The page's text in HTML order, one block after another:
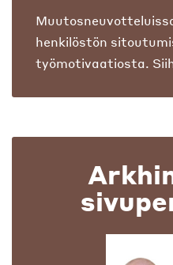
henkilöstön
työmotivaatiosta.